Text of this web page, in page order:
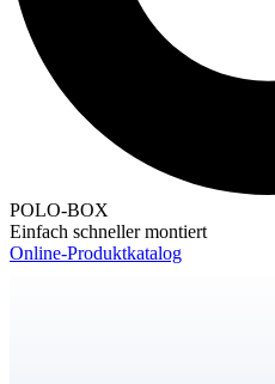
POLO-BOX
Einfach schneller montiert
Online-Produktkatalog